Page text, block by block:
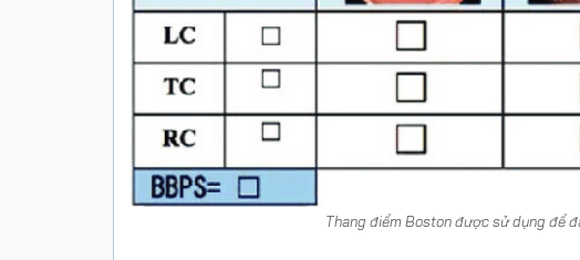
Thang điểm Boston được sử dụng để